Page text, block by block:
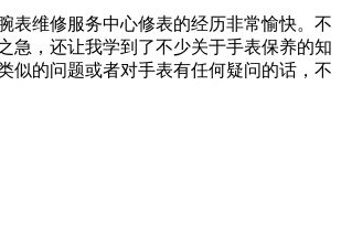
表维修服务中心修表的经历非常愉快。不
急，还让我学到了不少关于手表保养的知
似的问题或者对手表有任何疑问的话，不